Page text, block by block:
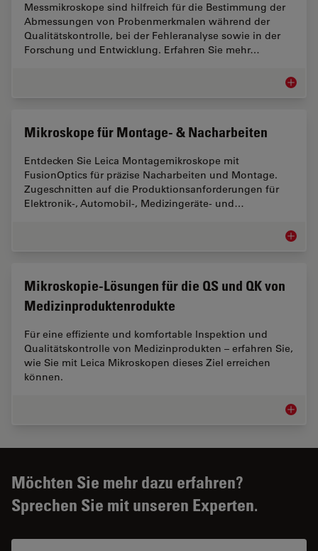
Messmikroskope sind hilfreich für die Bestimmung der
Abmessungen von Probenmerkmalen während der
Qualitätskontrolle, bei der Fehleranalyse sowie in der
Forschung und Entwicklung. Erfahren Sie mehr…
Mikroskope für Montage- & Nacharbeiten
Entdecken Sie Leica Montagemikroskope mit
FusionOptics für präzise Nacharbeiten und Montage.
Zugeschnitten auf die Produktionsanforderungen für
Elektronik-, Automobil-, Medizingeräte- und…
Mikroskopie-Lösungen für die QS und QK von
Medizinproduktenrodukte
Für eine effiziente und komfortable Inspektion und
Qualitätskontrolle von Medizinprodukten – erfahren Sie,
wie Sie mit Leica Mikroskopen dieses Ziel erreichen
können.
Möchten Sie mehr dazu erfahren?
Sprechen Sie mit unseren Experten.